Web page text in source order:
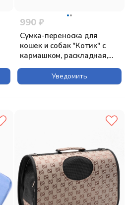
990 ₽
Сумка-переноска для
кошек и собак "Котик" с
кармашком, раскладная,
42х25х25 см, серая
Уведомить